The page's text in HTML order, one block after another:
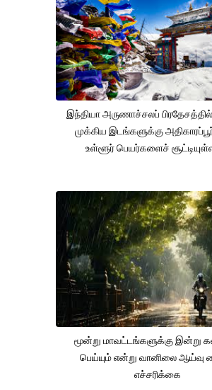
இந்தியா அருணாச்சலப்
முக்கிய இடங்களுக்கு
உள்ளூர் பெயர்களைச்
மூன்று மாவட்டங்களுக்கு இன்று
பெய்யும் என்று வானிலை ஆய்வு
எச்சரிக்கை